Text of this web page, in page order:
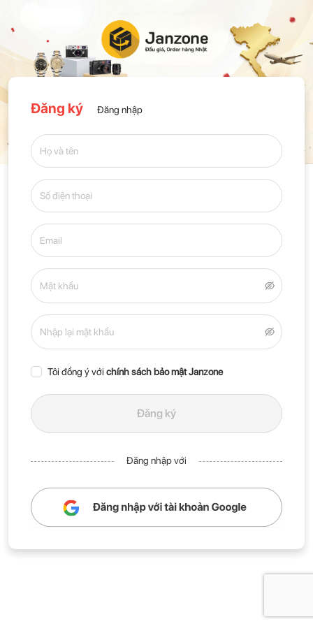
Đăng ký Đăng nhập
Tôi đồng ý với chính sách bảo mật Janzone
Đăng ký
Đăng nhập với